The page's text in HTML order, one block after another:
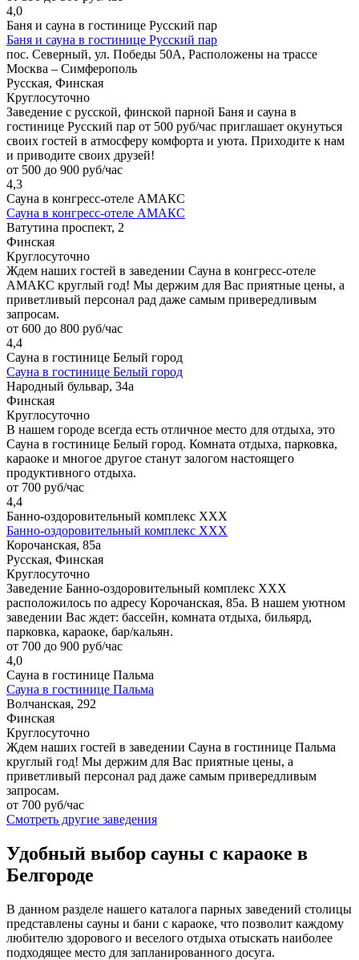
4,0
Баня и сауна в гостинице Русский пар
Баня и сауна в гостинице Русский пар
пос. Северный, ул. Победы 50А, Расположены на трассе
Москва – Симферополь
Русская, Финская
Круглосуточно
Заведение с русской, финской парной Баня и сауна в
гостинице Русский пар от 500 руб/час приглашает окунуться
своих гостей в атмосферу комфорта и уюта. Приходите к нам
и приводите своих друзей!
от 500 до 900 руб/час
4,3
Сауна в конгресс-отеле АМАКС
Сауна в конгресс-отеле АМАКС
Ватутина проспект, 2
Финская
Круглосуточно
Ждем наших гостей в заведении Сауна в конгресс-отеле
АМАКС круглый год! Мы держим для Вас приятные цены, а
приветливый персонал рад даже самым привередливым
запросам.
от 600 до 800 руб/час
4,4
Сауна в гостинице Белый город
Сауна в гостинице Белый город
Народный бульвар, 34а
Финская
Круглосуточно
В нашем городе всегда есть отличное место для отдыха, это
Сауна в гостинице Белый город. Комната отдыха, парковка,
караоке и многое другое станут залогом настоящего
продуктивного отдыха.
от 700 руб/час
4,4
Банно-оздоровительный комплекс ХХХ
Банно-оздоровительный комплекс ХХХ
Корочанская, 85а
Русская, Финская
Круглосуточно
Заведение Банно-оздоровительный комплекс ХХХ
расположилось по адресу Корочанская, 85а. В нашем уютном
заведении Вас ждет: бассейн, комната отдыха, бильярд,
парковка, караоке, бар/кальян.
от 700 до 900 руб/час
4,0
Сауна в гостинице Пальма
Сауна в гостинице Пальма
Волчанская, 292
Финская
Круглосуточно
Ждем наших гостей в заведении Сауна в гостинице Пальма
круглый год! Мы держим для Вас приятные цены, а
приветливый персонал рад даже самым привередливым
запросам.
от 700 руб/час
Смотреть другие заведения
Удобный выбор сауны с караоке в
Белгороде
В данном разделе нашего каталога парных заведений столицы
представлены сауны и бани с караоке, что позволит каждому
любителю здорового и веселого отдыха отыскать наиболее
подходящее место для запланированного досуга.